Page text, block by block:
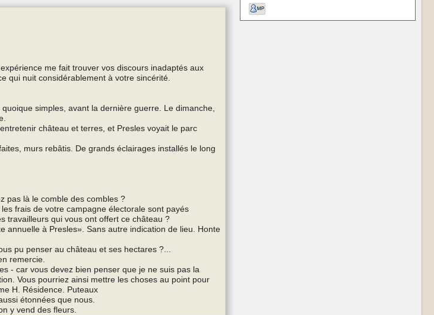
me fait trouver vos discours inadaptés aux
qui nuit considérablement à votre sincérité.
simples, avant la dernière guerre. Le dimanche,
château et terres, et Presles voyait le parc
murs rebâtis. De grands éclairages installés le long
pas là le comble des combles ?
frais de votre campagne électorale sont payés
travailleurs qui vous ont offert ce château ?
annuelle à Presles». Sans autre indication de lieu. Honte
pu penser au château et ses hectares ?...
remercie.
- car vous devez bien penser que je ne suis pas la
Vous pourriez ainsi mettre les choses au point pour
H. Résidence. Puteaux
étonnées que nous.
y vend des fleurs.